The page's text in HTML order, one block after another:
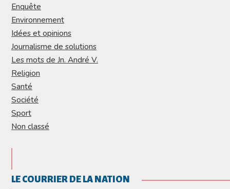
LE COURRIER DE LA NATION
Enquête
Environnement
Idées et opinions
Journalisme de solutions
Les mots de Jn. André V.
Religion
Santé
Société
Sport
Non classé